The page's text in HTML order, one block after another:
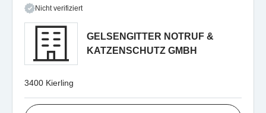
Nicht verifiziert
GELSENGITTER NOTRUF &
KATZENSCHUTZ GMBH
3400 Kierling